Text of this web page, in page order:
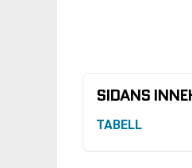
SIDANS
TABELL